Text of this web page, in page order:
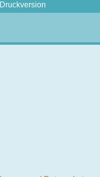
Druckversion